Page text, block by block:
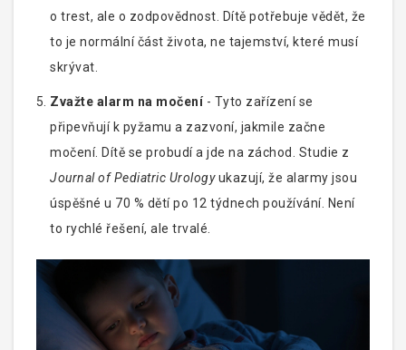
o trest, ale o zodpovědnost. Dítě potřebuje vědět, že
to je normální část života, ne tajemství, které musí
skrývat.
Zvažte alarm na močení- Tyto zařízení se
připevňují k pyžamu a zazvoní, jakmile začne
močení. Dítě se probudí a jde na záchod. Studie z
Journal of Pediatric Urologyukazují, že alarmy jsou
úspěšné u 70 % dětí po 12 týdnech používání. Není
to rychlé řešení, ale trvalé.